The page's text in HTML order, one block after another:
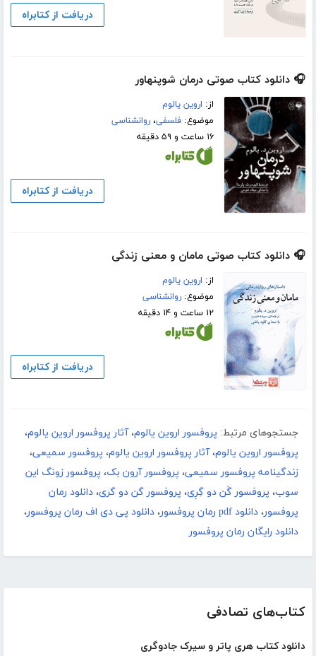
کتاب‌های تصادفی
دانلود کتاب هری پاتر و سیرک جادوگری
دریافت از کتابراه
🎧 دانلود کتاب صوتی درمان شوپنهاور
از: اروین یالوم
موضوع:فلسفی،روانشناسی
۱۶ ساعت و ۵۹ دقیقه
دریافت از کتابراه
🎧 دانلود کتاب صوتی مامان و معنی زندگی
از: اروین یالوم
موضوع:روانشناسی
۱۲ ساعت و ۱۴ دقیقه
دریافت از کتابراه
جستجوهای مرتبط: پروفسور اروین یالوم،آثار پروفسور اروین یالوم،
پروفسور اروین یالوم،آثار پروفسور اروین یالوم، پروفسور سمیعی،
زندگینامه پروفسور سمیعی، پروفسور آرون بک، پروفسور زونگ این
سوب، پروفسور گَن دو گِرِی، پروفسور گن دو گری، دانلود رمان
پروفسور، دانلود pdf رمان پروفسور ، دانلود پی دی اف رمان پروفسور،
دانلود رایگان رمان پروفسور